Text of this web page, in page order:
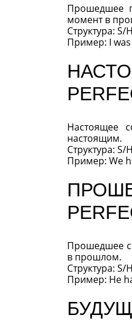
Прошедшее
момент в
Структура:
Пример: I was
Настоящее
настоящим.
Структура:
Пример: We
Прошедшее
в прошлом.
Структура: S/
Пример: He